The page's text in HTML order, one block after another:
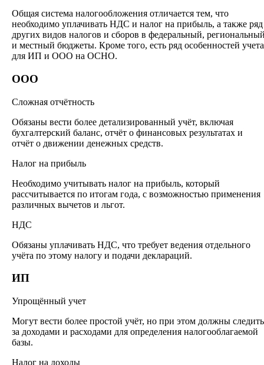
Общая система налогообложения отличается тем, что
необходимо уплачивать НДС и налог на прибыль, а также ряд
других видов налогов и сборов в федеральный,
и местный бюджеты. Кроме того, есть ряд особенностей учета
для ИП и ООО на ОСНО.
ООО
Сложная отчётность
Обязаны вести более детализированный учёт, включая
бухгалтерский баланс, отчёт о финансовых результатах и
отчёт о движении денежных средств.
Налог на прибыль
Необходимо учитывать налог на прибыль, который
рассчитывается по итогам года, с возможностью применения
различных вычетов и льгот.
НДС
Обязаны уплачивать НДС, что требует ведения отдельного
учёта по этому налогу и подачи деклараций.
ИП
Упрощённый учет
Могут вести более простой учёт, но при этом должны следить
за доходами и расходами для определения налогооблагаемой
базы.
Налог на доходы